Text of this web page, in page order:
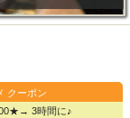
クーポン
3時間に♪